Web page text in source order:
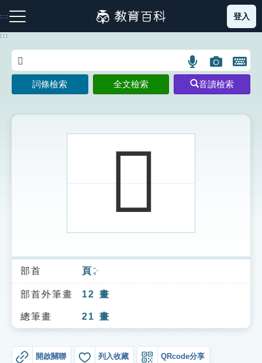
到
主
:::
注音索引圖示 筆畫索引圖示 部首索引表圖示
索引選單
知識索引
單字索引
登入
:::
語
言
搜
示
圖
片
搜
開
鍵
圖
詞條檢索 全文檢索 音讀檢索
𩕉
部首 頁 ㄧㄝˋ
部首外筆畫 12 畫
總筆畫 21 畫
開啟關聯 列入收藏 QRcode分享